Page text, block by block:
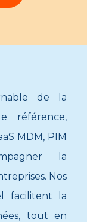
de la
référence,
MDM, PIM
la
Nos
facilitent la
tout en